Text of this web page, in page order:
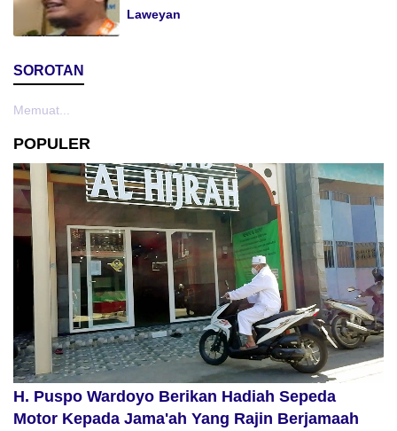
Laweyan
SOROTAN
Memuat...
POPULER
H. Puspo Wardoyo Berikan Hadiah Sepeda
Motor Kepada Jama'ah Yang Rajin Berjamaah